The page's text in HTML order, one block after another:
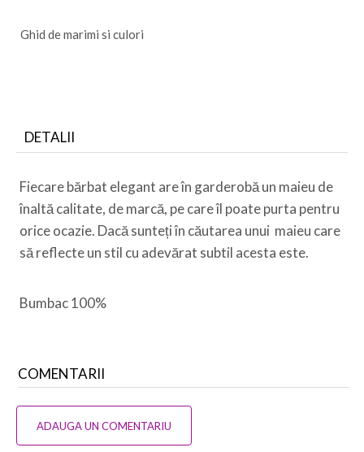
Ghid de marimi si culori
DETALII
Fiecare bărbat elegant are în garderobă un maieu de
înaltă calitate, de marcă, pe care îl poate purta pentru
orice ocazie. Dacă sunteți în căutarea unui maieu care
să reflecte un stil cu adevărat subtil acesta este.
Bumbac 100%
COMENTARII
ADAUGA UN COMENTARIU